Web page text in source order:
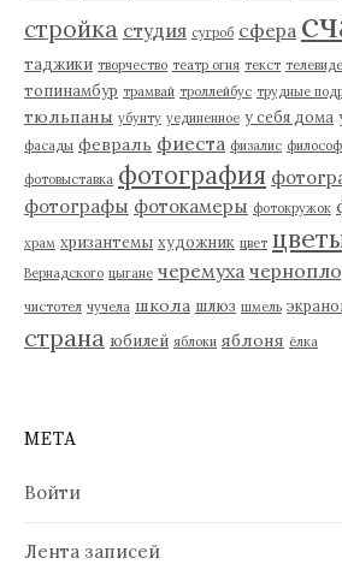
стройка студия сугроб сфера
таджики творчество театр огня текст
топинамбур трамвай троллейбус трудные
тюльпаны убунту уединенное у себя дома
фасады февраль фиеста физалис
фотовыставка фотография
фотографы фотокамеры фотокружок
храм хризантемы художник цвет
Вернадского цыгане черемуха
чистотел чучела школа шлюз шмель
страна юбилей яблоки яблоня ёлка
МЕТА
Войти
Лента записей